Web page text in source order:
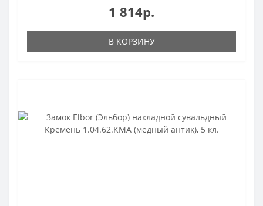
1 814р.
В КОРЗИНУ